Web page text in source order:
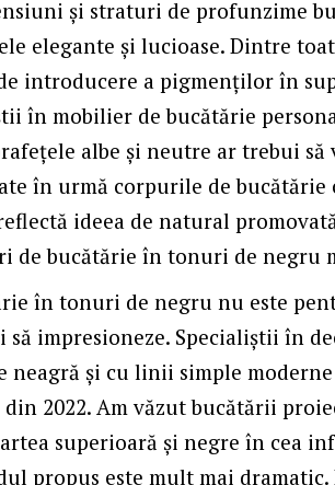
și straturi de profunzime
elegante și lucioase. Dintre
introducere a pigmenților în
în mobilier de bucătărie
albe și neutre ar trebui
în urmă corpurile de
ideea de natural
de bucătărie în tonuri de negru
în tonuri de negru nu este
să impresioneze. Specialiștii în
neagră și cu linii simple
2022. Am văzutbucătării
superioară și negre în cea
propus este mult mai